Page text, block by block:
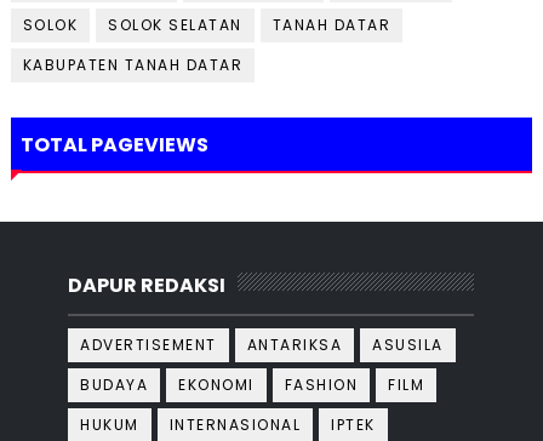
SOLOK
SOLOK SELATAN
TANAH DATAR
KABUPATEN TANAH DATAR
TOTAL PAGEVIEWS
DAPUR REDAKSI
ADVERTISEMENT ANTARIKSA
ASUSILA
BUDAYA
EKONOMI FASHION
FILM
HUKUM
INTERNASIONAL
IPTEK